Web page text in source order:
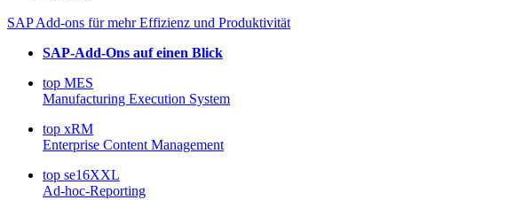
SAP Add-ons für mehr Effizienz und Produktivität
SAP-Add-Ons auf einen Blick
top MES
Manufacturing Execution System
top xRM
Enterprise Content Management
top se16XXL
Ad-hoc-Reporting